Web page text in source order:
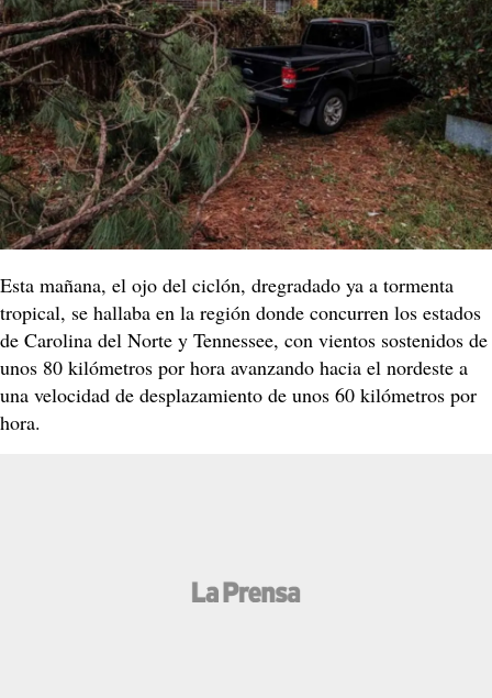
Esta mañana, el ojo del ciclón, dregradado ya a tormenta
tropical, se hallaba en la región donde concurren los estados
de Carolina del Norte y Tennessee, con vientos sostenidos de
unos 80 kilómetros por hora avanzando hacia el nordeste a
una velocidad de desplazamiento de unos 60 kilómetros por
hora.